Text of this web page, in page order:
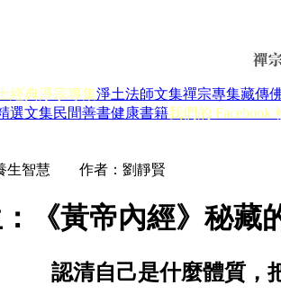
經典淨宗專集淨土法師文集禪宗專集藏傳
選文集民間善書健康書籍我們的 Facebook
養生智慧 作者：劉靜賢
：《黃帝內經》秘
認清自己是什麼體質，